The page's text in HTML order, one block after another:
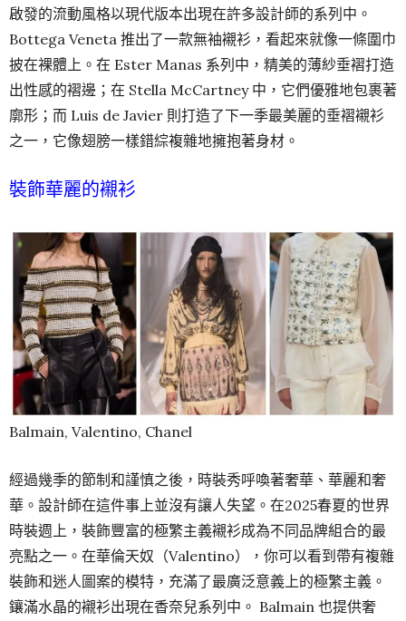
啟發的流動風格以現代版本出現在許多設計師的系列中。
Bottega Veneta 推出了一款無袖襯衫，看起來就像一條圍巾
披在裸體上。在 Ester Manas 系列中，精美的​​薄紗垂褶打造
出性感的褶邊；在 Stella McCartney 中，它們優雅地包裹著
廓形；而 Luis de Javier 則打造了下一季最美麗的垂褶襯衫
之一，它像翅膀一樣錯綜複雜地擁抱著身材。
裝飾華麗的襯衫
Balmain, Valentino, Chanel
經過幾季的節制和謹慎之後，時裝秀呼喚著奢華、華麗和奢
華。設計師在這件事上並沒有讓人失望。在2025春夏的世界
時裝週 上，裝飾豐富的極繁主義襯衫成為不同品牌組合的最
亮點之一。在華倫天奴（Valentino），你可以看到帶有複雜
裝飾和迷人圖案的模特，充滿了最廣泛意義上的極繁主義。
鑲滿水晶的襯衫出現在香奈兒系列中。 Balmain 也提供奢